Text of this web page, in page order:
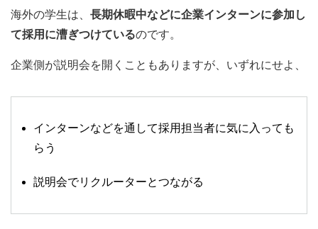
海外の学生は、 長期休暇中などに企業インターンに参加し
て採用に漕ぎつけているのです。
企業側が説明会を開くこともありますが、いずれにせよ、
インターンなどを通して採用担当者に気に入っても
らう
説明会でリクルーターとつながる